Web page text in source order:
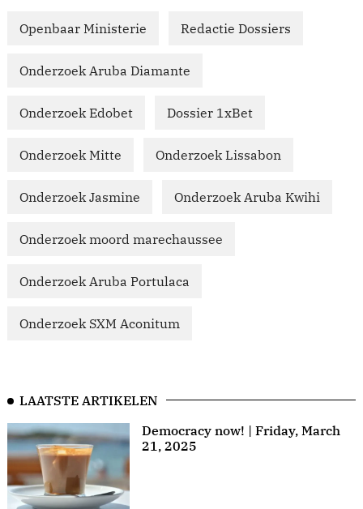
Openbaar Ministerie Redactie Dossiers
Onderzoek Aruba Diamante
Onderzoek Edobet Dossier 1xBet
Onderzoek Mitte Onderzoek Lissabon
Onderzoek Jasmine Onderzoek Aruba Kwihi
Onderzoek moord marechaussee
Onderzoek Aruba Portulaca
Onderzoek SXM Aconitum
LAATSTE ARTIKELEN
Democracy now! | Friday, March
21, 2025